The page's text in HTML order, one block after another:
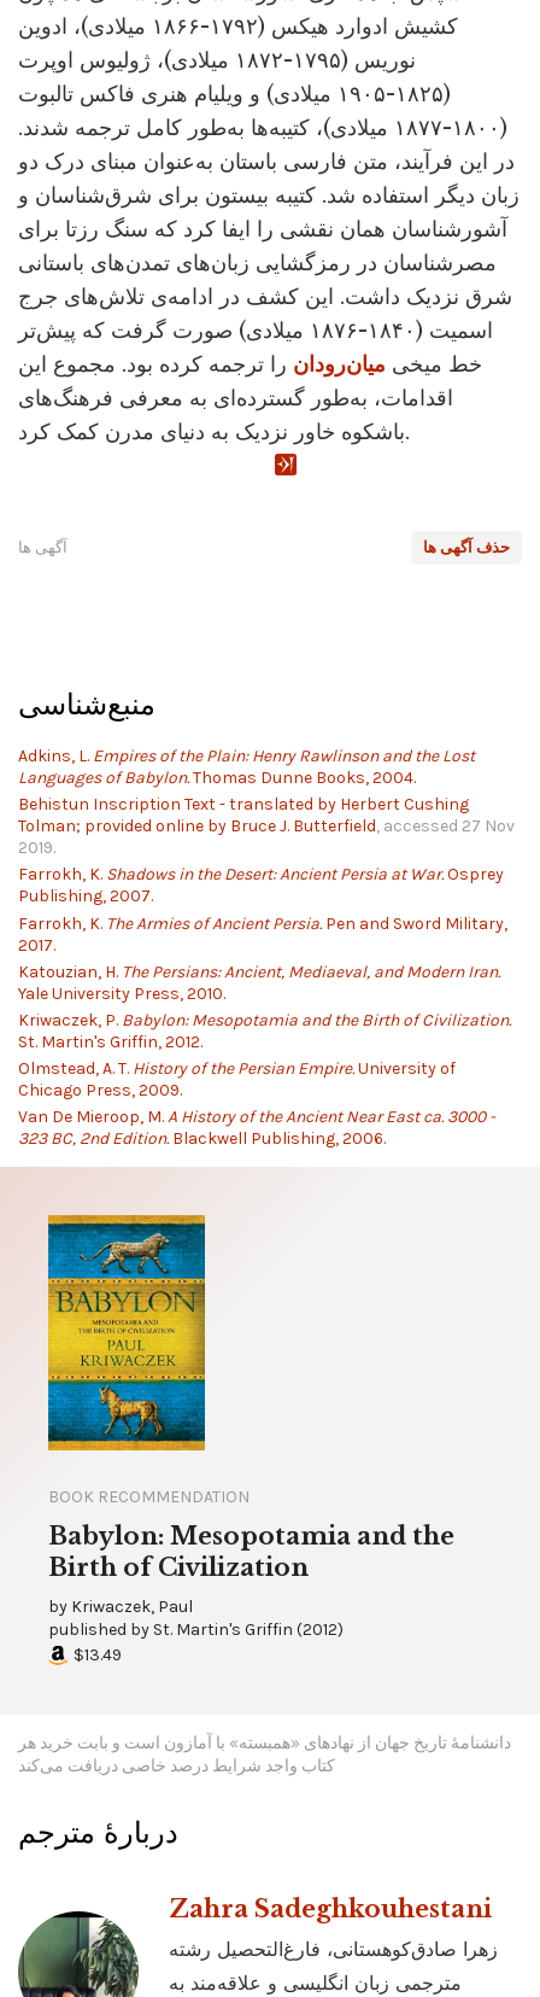
کشیش ادوارد هیکس (۱۷۹۲-۱۸۶۶ میلادی)، ادوین
نوریس (۱۷۹۵-۱۸۷۲ میلادی)، ژولیوس اوپرت
(۱۸۲۵-۱۹۰۵ میلادی) و ویلیام هنری فاکس تالبوت
(۱۸۰۰-۱۸۷۷ میلادی)، کتیبه‌ها به‌طور کامل ترجمه شدند.
در این فرآیند، متن فارسی باستان به‌عنوان مبنای درک دو
زبان دیگر استفاده شد. کتیبه بیستون برای شرق‌شناسان و
آشورشناسان همان نقشی را ایفا کرد که سنگ رزتا برای
مصرشناسان در رمزگشایی زبان‌های تمدن‌های باستانی
شرق نزدیک داشت. این کشف در ادامه‌ی تلاش‌های جرج
اسمیت (۱۸۴۰-۱۸۷۶ میلادی) صورت گرفت که پیش‌تر
خط میخی میان‌رودان را ترجمه کرده بود. مجموع این
اقدامات، به‌طور گسترده‌ای به معرفی فرهنگ‌های
باشکوه خاور نزدیک به دنیای مدرن کمک کرد.
حذف آگهی ها آگهی ها
منبع‌شناسی
Adkins, L. Empires of the Plain: Henry Rawlinson and the Lost
Languages of Babylon.Thomas Dunne Books, 2004.
Behistun Inscription Text - translated by Herbert Cushing
Tolman; provided online by Bruce J. Butterfield, accessed 27 Nov
2019.
Farrokh, K. Shadows in the Desert: Ancient Persia at War.Osprey
Publishing, 2007.
Farrokh, K. The Armies of Ancient Persia.Pen and Sword Military,
2017.
Katouzian, H. The Persians: Ancient, Mediaeval, and Modern Iran.
Yale University Press, 2010.
Kriwaczek, P. Babylon: Mesopotamia and the Birth of Civilization.
St. Martin's Griffin, 2012.
Olmstead, A. T. History of the Persian Empire.University of
Chicago Press, 2009.
Van De Mieroop, M.A History of the Ancient Near East ca. 3000 -
323 BC, 2nd Edition.Blackwell Publishing, 2006.
BOOK RECOMMENDATION
Babylon: Mesopotamia and the
Birth of Civilization
by Kriwaczek, Paul
published by St. Martin's Griffin (2012)
$13.49
دانشنامۀ تاریخ جهان از نهادهای «همبسته» با آمازون است و بابت خرید هر
کتاب واجد شرایط درصد خاصی دریافت می‌کند
دربارۀ مترجم
Zahra Sadeghkouhestani
زهرا صادق‌کوهستانی، فارغ‌التحصیل رشته
مترجمی زبان انگلیسی و علاقه‌مند به